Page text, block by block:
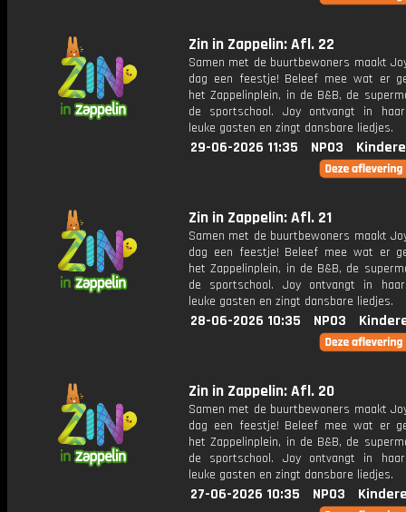
Zin in Zappelin: Afl. 22
Samen met de buurtbewoners maakt
dag een feestje! Beleef mee wat er
het Zappelinplein, in de B&B, de
de sportschool. Joy ontvangt in
leuke gasten en zingt dansbare liedjes.
29-06-2026 11:35 NPO3
Zin in Zappelin: Afl. 21
Samen met de buurtbewoners maakt
dag een feestje! Beleef mee wat er
het Zappelinplein, in de B&B, de
de sportschool. Joy ontvangt in
leuke gasten en zingt dansbare liedjes.
28-06-2026 10:35 NPO3
Zin in Zappelin: Afl. 20
Samen met de buurtbewoners maakt
dag een feestje! Beleef mee wat er
het Zappelinplein, in de B&B, de
de sportschool. Joy ontvangt in
leuke gasten en zingt dansbare liedjes.
27-06-2026 10:35 NPO3